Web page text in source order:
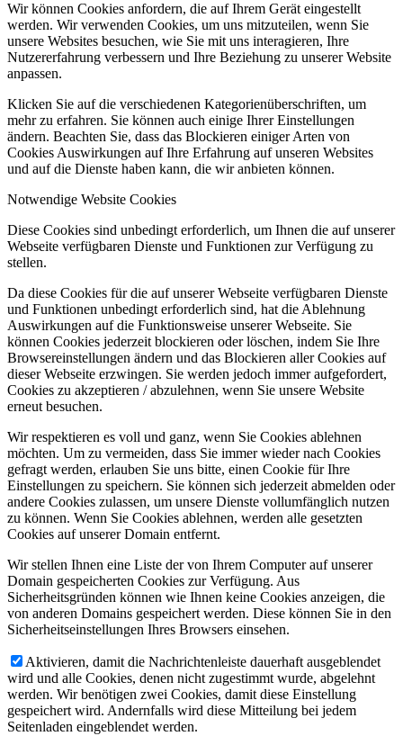
Wir können Cookies anfordern, die auf Ihrem Gerät eingestellt
werden. Wir verwenden Cookies, um uns mitzuteilen, wenn Sie
unsere Websites besuchen, wie Sie mit uns interagieren, Ihre
Nutzererfahrung verbessern und Ihre Beziehung zu unserer Website
anpassen.
Klicken Sie auf die verschiedenen Kategorienüberschriften, um
mehr zu erfahren. Sie können auch einige Ihrer Einstellungen
ändern. Beachten Sie, dass das Blockieren einiger Arten von
Cookies Auswirkungen auf Ihre Erfahrung auf unseren Websites
und auf die Dienste haben kann, die wir anbieten können.
Notwendige Website Cookies
Diese Cookies sind unbedingt erforderlich, um Ihnen die auf unserer
Webseite verfügbaren Dienste und Funktionen zur Verfügung zu
stellen.
Da diese Cookies für die auf unserer Webseite verfügbaren Dienste
und Funktionen unbedingt erforderlich sind, hat die Ablehnung
Auswirkungen auf die Funktionsweise unserer Webseite. Sie
können Cookies jederzeit blockieren oder löschen, indem Sie Ihre
Browsereinstellungen ändern und das Blockieren aller Cookies auf
dieser Webseite erzwingen. Sie werden jedoch immer aufgefordert,
Cookies zu akzeptieren / abzulehnen, wenn Sie unsere Website
erneut besuchen.
Wir respektieren es voll und ganz, wenn Sie Cookies ablehnen
möchten. Um zu vermeiden, dass Sie immer wieder nach Cookies
gefragt werden, erlauben Sie uns bitte, einen Cookie für Ihre
Einstellungen zu speichern. Sie können sich jederzeit abmelden oder
andere Cookies zulassen, um unsere Dienste vollumfänglich nutzen
zu können. Wenn Sie Cookies ablehnen, werden alle gesetzten
Cookies auf unserer Domain entfernt.
Wir stellen Ihnen eine Liste der von Ihrem Computer auf unserer
Domain gespeicherten Cookies zur Verfügung. Aus
Sicherheitsgründen können wie Ihnen keine Cookies anzeigen, die
von anderen Domains gespeichert werden. Diese können Sie in den
Sicherheitseinstellungen Ihres Browsers einsehen.
Aktivieren, damit die Nachrichtenleiste dauerhaft ausgeblendet
wird und alle Cookies, denen nicht zugestimmt wurde, abgelehnt
werden. Wir benötigen zwei Cookies, damit diese Einstellung
gespeichert wird. Andernfalls wird diese Mitteilung bei jedem
Seitenladen eingeblendet werden.